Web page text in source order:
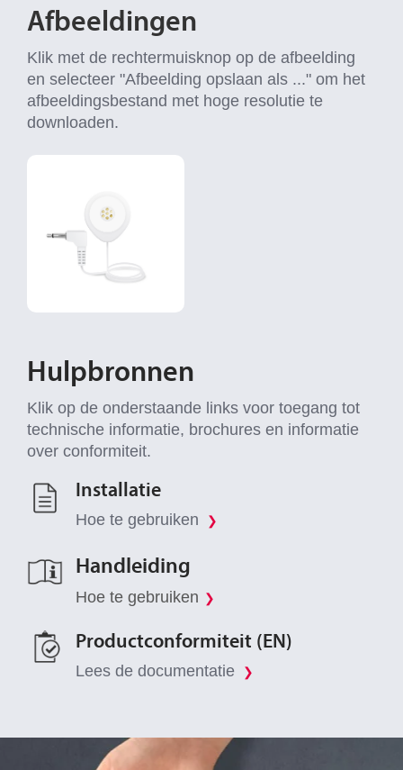
Afbeeldingen
Klik met de rechtermuisknop op de afbeelding
en selecteer "Afbeelding opslaan als ..." om het
afbeeldingsbestand met hoge resolutie te
downloaden.
Hulpbronnen
Klik op de onderstaande links voor toegang tot
technische informatie, brochures en informatie
over conformiteit.
Installatie
Hoe te gebruiken ❯
Handleiding
Hoe te gebruiken
Productconformiteit (EN)
Lees de documentatie ❯